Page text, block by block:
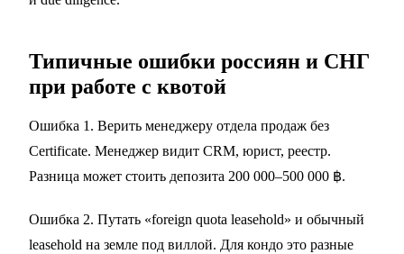
Типичные ошибки россиян и СНГ
при работе с квотой
Ошибка 1. Верить менеджеру отдела продаж без
Certificate. Менеджер видит CRM, юрист, реестр.
Разница может стоить депозита 200 000–500 000 ฿.
Ошибка 2. Путать «foreign quota leasehold» и обычный
leasehold на земле под виллой. Для кондо это разные